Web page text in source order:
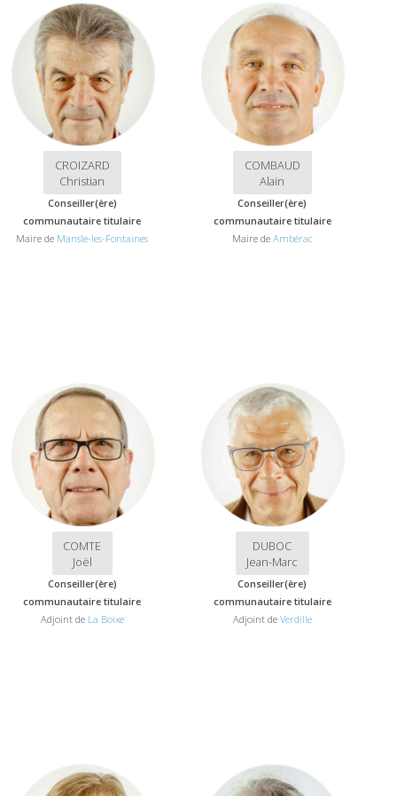
CROIZARD
Christian
Conseiller(ère)
communautaire titulaire
Maire de Mansle-les-Fontaines
COMBAUD
Alain
Conseiller(ère)
communautaire titulaire
Maire de Ambérac
COMTE
Joël
Conseiller(ère)
communautaire titulaire
Adjoint de La Boixe
DUBOC
Jean-Marc
Conseiller(ère)
communautaire titulaire
Adjoint de Verdille